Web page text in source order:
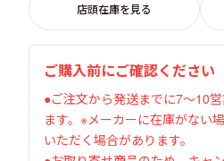
店頭在庫を見る
ご購入前にご確認ください
●ご注文から発送までに7〜10
ます。※メーカーに在庫がない
いただく場合があります。